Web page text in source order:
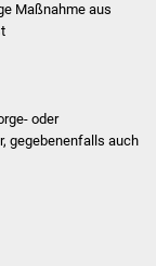
Maßnahme aus
oder
gegebenenfalls auch